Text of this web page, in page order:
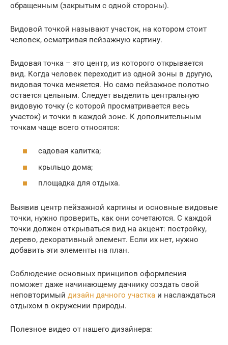
обращенным (закрытым с одной стороны).
Видовой точкой называют участок, на котором стоит
человек, осматривая пейзажную картину.
Видовая точка – это центр, из которого открывается
вид. Когда человек переходит из одной зоны в другую,
видовая точка меняется. Но само пейзажное полотно
остается цельным. Следует выделить центральную
видовую точку (с которой просматривается весь
участок) и точки в каждой зоне. К дополнительным
точкам чаще всего относятся:
садовая калитка;
крыльцо дома;
площадка для отдыха.
Выявив центр пейзажной картины и основные видовые
точки, нужно проверить, как они сочетаются. С каждой
точки должен открываться вид на акцент: постройку,
дерево, декоративный элемент. Если их нет, нужно
добавить эти элементы на план.
Соблюдение основных принципов оформления
поможет даже начинающему дачнику создать свой
неповторимый дизайн дачного участка и наслаждаться
отдыхом в окружении природы.
Полезное видео от нашего дизайнера: